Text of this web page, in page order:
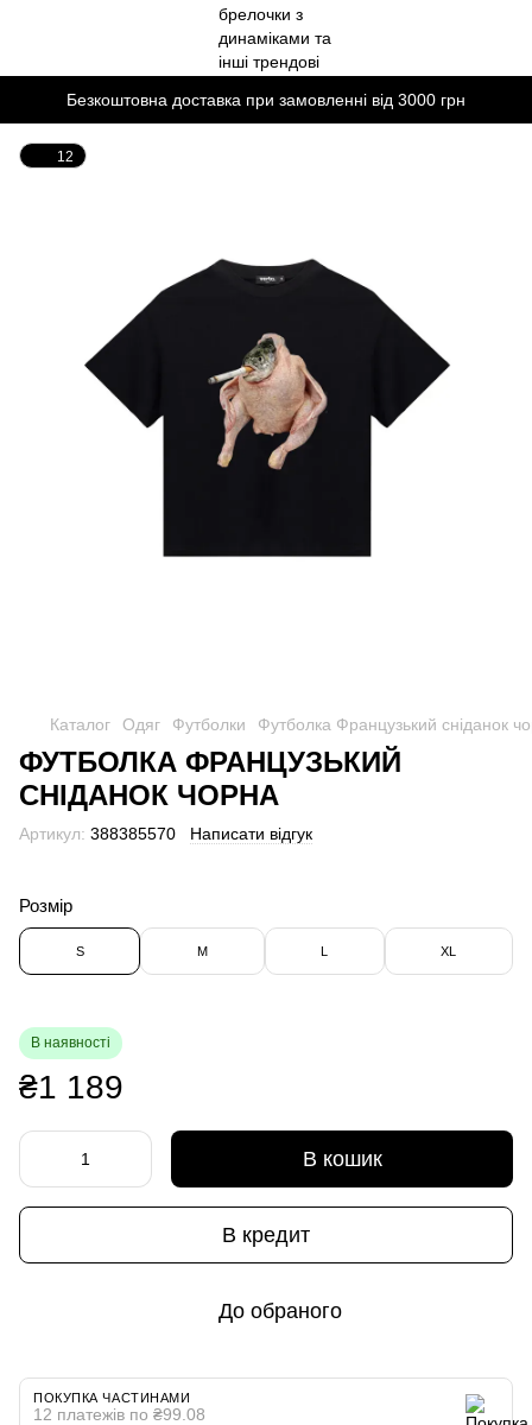
Безкоштовна доставка при замовленні від 3000 грн
12
Каталог Одяг Футболки Футболка Французький сніданок
ФУТБОЛКА ФРАНЦУЗЬКИЙ
СНІДАНОК ЧОРНА
Артикул: 388385570 Написати відгук
Розмір
S M L XL
В наявності
₴1 189
В кошик
В кредит
До обраного
ПОКУПКА ЧАСТИНАМИ
12 платежів по ₴99.08